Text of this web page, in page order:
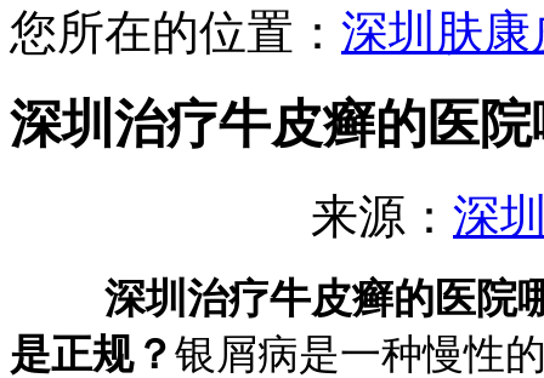
您所在的位置： 深圳肤
深圳治疗牛皮癣的医
来源： 深
深圳治疗牛皮癣的医院
是正规？银屑病是一种慢性